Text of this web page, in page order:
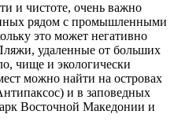
и чистоте, очень важно
рядом с промышленными
это может негативно
удаленные от больших
чище и экологически
можно найти на островах
и в заповедных
Восточной Македонии и